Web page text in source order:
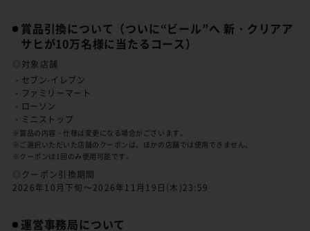
賞品引換について （ついに“ビール”へ 新・クリアア
サヒが10万名様に当たるコース）
◎対象店舗
・セブン-イレブン
・ファミリーマート
・ローソン
・ミニストップ
※賞品の内容・仕様は変更になる場合がございます。
※ご選択いただいた店舗のクーポンは、ほかの店舗では使用できません。
※クーポンは1回のみ使用可能です。
◎クーポン引換期間
2026年10月下旬～2026年11月19日(木)23:59
運営事務局について